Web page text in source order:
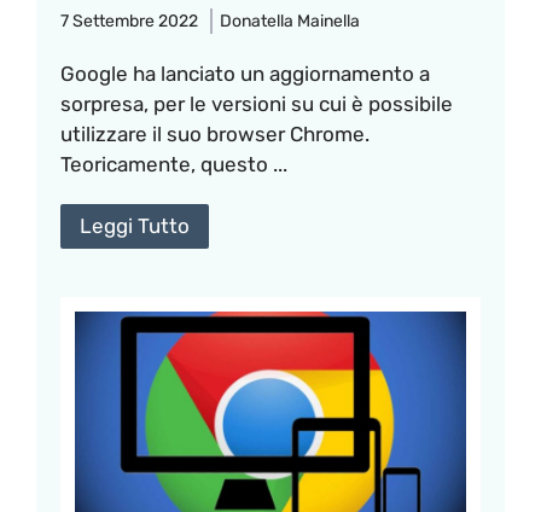
7 Settembre 2022 Donatella Mainella
Google ha lanciato un aggiornamento a
sorpresa, per le versioni su cui è possibile
utilizzare il suo browser Chrome.
Teoricamente, questo ...
Leggi Tutto